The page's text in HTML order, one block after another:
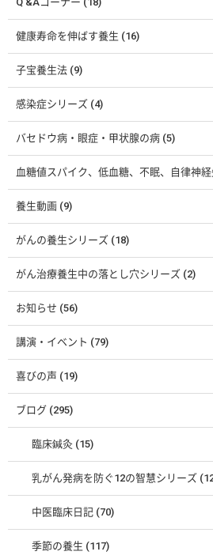
健康寿命を伸ばす養生 (16)
子宝養生法 (9)
感染症シリーズ (4)
バセドウ病・眼症・甲状腺の病 (5)
血糖値スパイク、低血糖、不眠、自律神
養生動画 (9)
がんの養生シリーズ (18)
がん治療養生中の落とし穴シリーズ (2)
お知らせ (56)
講演・イベント (79)
喜びの声 (19)
ブログ (295)
臨床鍼灸 (15)
乳がん発病を防ぐ12の智慧シリーズ
中医臨床日記 (70)
季節の養生 (117)